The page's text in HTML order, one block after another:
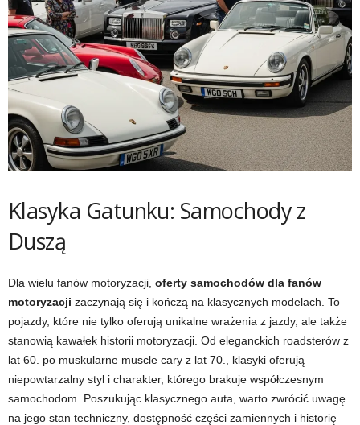
Klasyka Gatunku: Samochody z
Duszą
Dla wielu fanów motoryzacji, oferty samochodów dla fanów
motoryzacji zaczynają się i kończą na klasycznych modelach. To
pojazdy, które nie tylko oferują unikalne wrażenia z jazdy, ale także
stanowią kawałek historii motoryzacji. Od eleganckich roadsterów z
lat 60. po muskularne muscle cary z lat 70., klasyki oferują
niepowtarzalny styl i charakter, którego brakuje współczesnym
samochodom. Poszukując klasycznego auta, warto zwrócić uwagę
na jego stan techniczny, dostępność części zamiennych i historię